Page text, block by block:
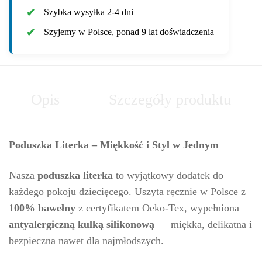
Szybka wysyłka 2-4 dni
Szyjemy w Polsce, ponad 9 lat doświadczenia
Poduszka Literka – Miękkość i Styl w Jednym
Nasza poduszka literka to wyjątkowy dodatek do
każdego pokoju dziecięcego. Uszyta ręcznie w Polsce z
100% bawełny z certyfikatem Oeko-Tex, wypełniona
antyalergiczną kulką silikonową — miękka, delikatna i
bezpieczna nawet dla najmłodszych.